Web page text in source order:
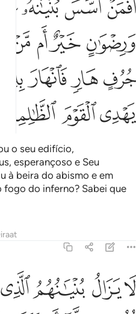
أَفَمَنْ أَسَّسَ بُنْيَـٰنَهُۥ عَلَىٰ تَقْوَىٰ
ﱷﱸﱹﱺ
ﱾﱿﲀ ﲁ
ﲆﲇﲈﲉ
ﲐﲑﲒ
o seu edifício,
esperançoso e Seu
à beira do abismo e em
fogo do inferno? Sabei que
لا يزال بنيانهم الذي بنوا ريبة في
لَا يَزَالُ بُنْيَـٰنُهُمُ ٱلَّذِى بَنَوْا۟ رِيبَةًۭ فِى
ﲔﲕ ﲖﲗ